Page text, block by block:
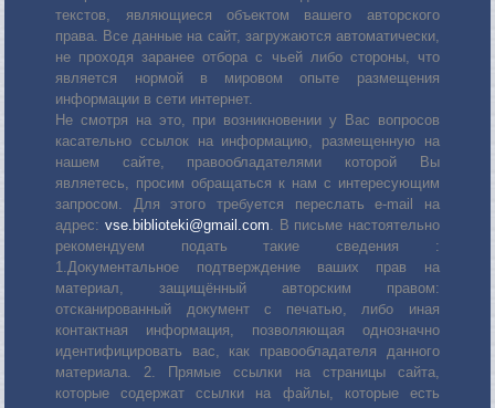
текстов, являющиеся объектом вашего авторского
права. Все данные на сайт, загружаются автоматически,
не проходя заранее отбора с чьей либо стороны, что
является нормой в мировом опыте размещения
информации в сети интернет.
Не смотря на это, при возникновении у Вас вопросов
касательно ссылок на информацию, размещенную на
нашем сайте, правообладателями которой Вы
являетесь, просим обращаться к нам с интересующим
запросом. Для этого требуется переслать е-mail на
адрес: vse.biblioteki@gmail.com. В письме настоятельно
рекомендуем подать такие сведения :
1.Документальное подтверждение ваших прав на
материал, защищённый авторским правом:
отсканированный документ с печатью, либо иная
контактная информация, позволяющая однозначно
идентифицировать вас, как правообладателя данного
материала. 2. Прямые ссылки на страницы сайта,
которые содержат ссылки на файлы, которые есть